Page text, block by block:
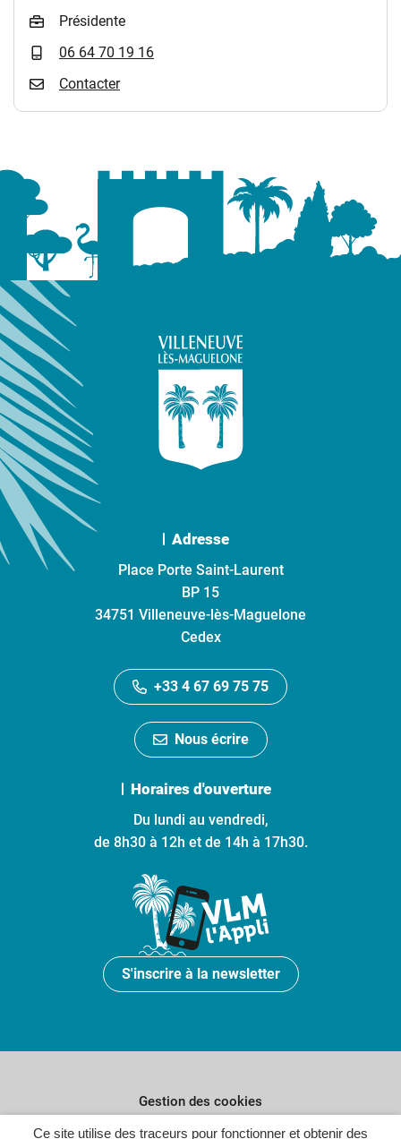
Ce site utilise des traceurs pour fonctionner et obtenir des
Présidente
06 64 70 19 16
Contacter
Adresse
Place Porte Saint-Laurent
BP 15
34751 Villeneuve-lès-Maguelone
Cedex
+33 4 67 69 75 75
Nous écrire
Horaires d'ouverture
Du lundi au vendredi,
de 8h30 à 12h et de 14h à 17h30.
S'inscrire à la newsletter
Gestion des cookies
Plan du site